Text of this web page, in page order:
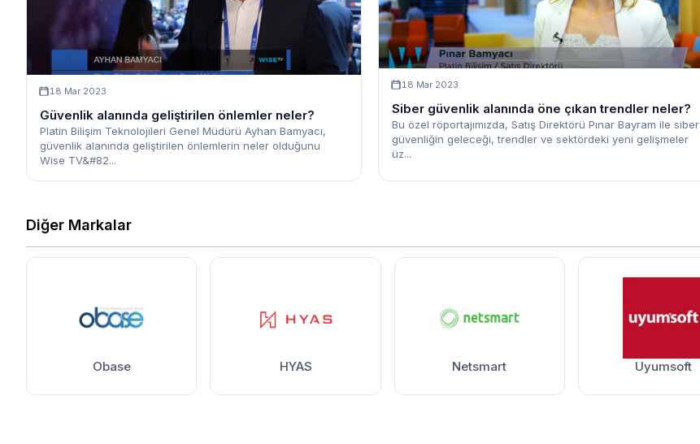
18 Mar 2023
Güvenlik alanında geliştirilen önlemler neler?
Platin Bilişim Teknolojileri Genel Müdürü Ayhan Bamyacı,
güvenlik alanında geliştirilen önlemlerin neler olduğunu
Wise TV&#82...
18 Mar 2023
Siber güvenlik alanında öne çıkan trendler neler?
Bu özel röportajımızda, Satış Direktörü Pınar Bayram ile siber
güvenliğin geleceği, trendler ve sektördeki yeni gelişmeler
üz...
Diğer Markalar
Obase HYAS Netsmart Uyumsoft